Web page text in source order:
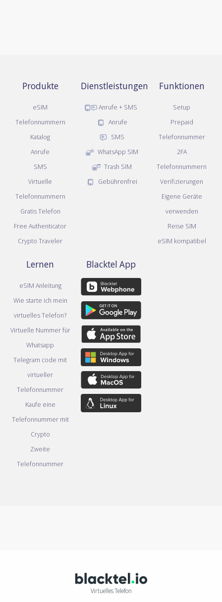
Produkte
eSIM
Telefonnummern
Katalog
Anrufe
SMS
Virtuelle
Telefonnummern
Gratis Telefon
Free Authenticator
Crypto Traveler
Dienstleistungen
Anrufe + SMS
Anrufe
SMS
WhatsApp SIM
Trash SIM
Gebührenfrei
Funktionen
Setup
Prepaid
Telefonnummer
2FA
Telefonnummern
Verifizierungen
Eigene Geräte
verwenden
Reise SIM
eSIM kompatibel
Lernen
eSIM Anleitung
Wie starte ich mein
virtuelles Telefon?
Virtuelle Nummer für
Whatsapp
Telegram code mit
virtueller
Telefonnummer
Kaufe eine
Telefonnummer mit
Crypto
Zweite
Telefonnummer
Blacktel App
Virtuelles Telefon